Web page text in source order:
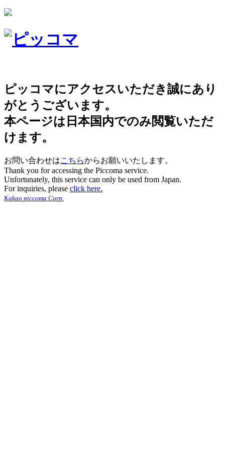
ピッコマにアクセスいただき誠にあり
がとうございます。
本ページは日本国内でのみ閲覧いただ
けます。
お問い合わせはこちらからお願いいたします。
Thank you for accessing the Piccoma service.
Unfortunately, this service can only be used from Japan.
For inquiries, please click here.
Kakao piccoma Corp.